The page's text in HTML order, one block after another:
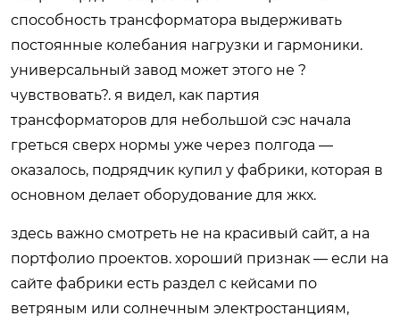
способность трансформатора выдерживать
постоянные колебания нагрузки и гармоники.
универсальный завод может этого не ?
чувствовать?. я видел, как партия
трансформаторов для небольшой сэс начала
греться сверх нормы уже через полгода —
оказалось, подрядчик купил у фабрики, которая в
основном делает оборудование для жкх.
здесь важно смотреть не на красивый сайт, а на
портфолио проектов. хороший признак — если на
сайте фабрики есть раздел с кейсами по
ветряным или солнечным электростанциям,